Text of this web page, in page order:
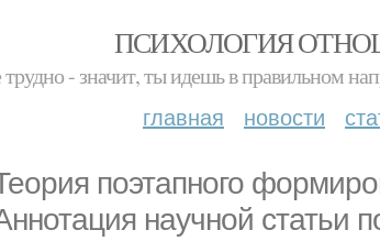
ПСИХОЛОГИЯ
трудно - значит, ты идешь в правильном
главная новости
поэтапного
научной статьи